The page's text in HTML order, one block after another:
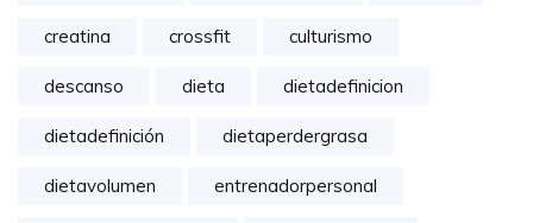
creatina crossfit culturismo
descanso dieta dietadefinicion
dietadefinición dietaperdergrasa
dietavolumen entrenadorpersonal